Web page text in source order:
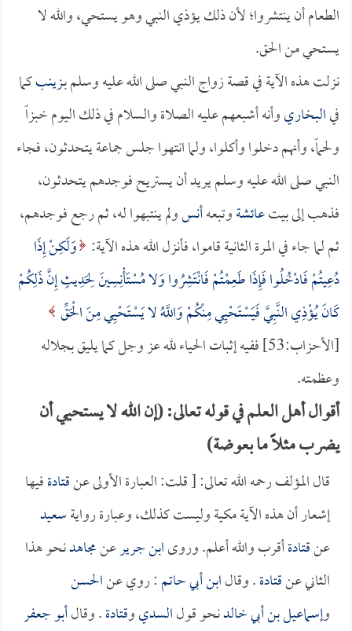
الطعام أن ينتشروا؛ لأن ذلك يؤذي النبي وهو يستحي، والله لا
يستحي من الحق.
نزلت هذه الآية في قصة زواج النبي صلى الله عليه وسلم بـزينبكما
فيالبخاريوأنه أشبعهم عليه الصلاة والسلام في ذلك اليوم خبزاً
ولحماً، وأنهم دخلوا وأكلوا، ولما انتهوا جلس جماعة يتحدثون، فجاء
النبي صلى الله عليه وسلم يريد أن يستريح فوجدهم يتحدثون،
فذهب إلى بيتعائشةوتبعهأنسولم ينتبهوا له، ثم رجع فوجدهم،
ثم لما جاء في المرة الثانية قاموا، فأنزل الله هذه الآية: وَلَكِنْ إِذَا
دُعِيتُمْ فَادْخُلُوا فَإِذَا طَعِمْتُمْ فَانْتَشِرُوا وَلا مُسْتَأْنِسِينَ لِحَدِيثٍ إِنَّ ذَلِكُمْ
كَانَ يُؤْذِي النَّبِيَّ فَيَسْتَحْيِي مِنْكُمْ وَاللَّهُ لا يَسْتَحْيِي مِنَ الْحَقِّ
[الأحزاب:53] ففيه إثبات الحياء لله عز وجل كما يليق بجلاله
وعظمته.
أقوال أهل العلم في قوله تعالى: (إن الله لا يستحيي أن
يضرب مثلاً ما بعوضة)
قال المؤلف رحمه الله تعالى: [ قلت: العبارة الأولى عنقتادةفيها
إشعار أن هذه الآية مكية وليست كذلك، وعبارة روايةسعيد
عنقتادةأقرب والله أعلم. وروىابن جريرعنمجاهدنحو هذا
الثاني عنقتادة. وقالابن أبي حاتم: روي عنالحسن
وإسماعيل بن أبي خالدنحو قولالسديوقتادة. وقالأبو جعفر